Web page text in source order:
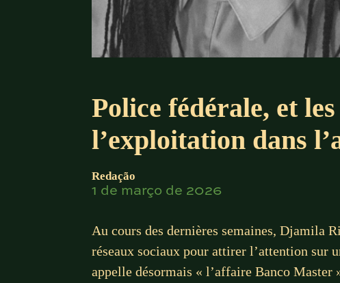
Police fédérale, et
l’exploitation dans
Redação
1 de março de 2026
Au cours des dernières semaines, Djamila
réseaux sociaux pour attirer l’attention sur
appelle désormais « l’affaire Banco Master